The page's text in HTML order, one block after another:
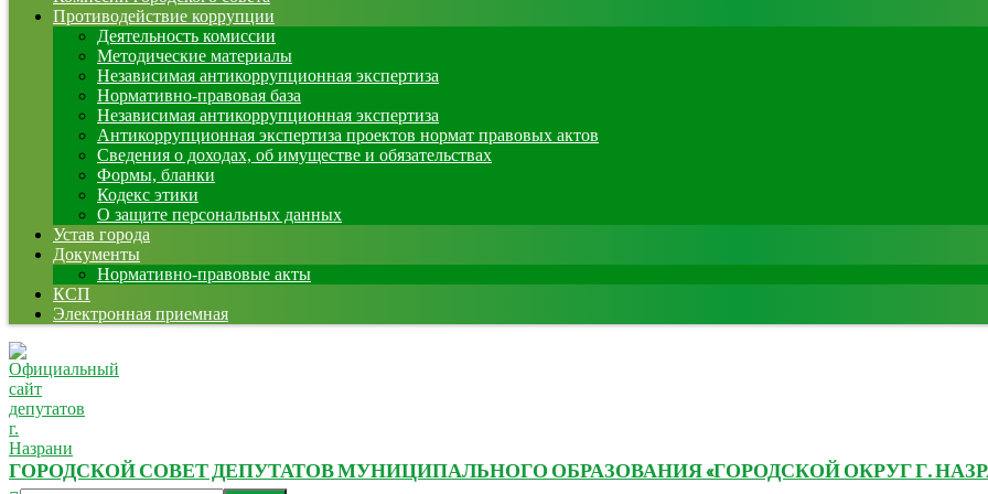
Противодействие коррупции
Деятельность комиссии
Методические материалы
Независимая антикоррупционная экспертиза
Нормативно-правовая база
Независимая антикоррупционная экспертиза
Антикоррупционная экспертиза проектов нормат правовых актов
Сведения о доходах, об имуществе и обязательствах
Формы, бланки
Кодекс этики
О защите персональных данных
Устав города
Документы
Нормативно-правовые акты
КСП
Электронная приемная
ГОРОДСКОЙ СОВЕТ ДЕПУТАТОВ МУНИЦИПАЛЬНОГО ОБРАЗОВАНИЯ «ГОРОДСКОЙ ОКРУГ Г.